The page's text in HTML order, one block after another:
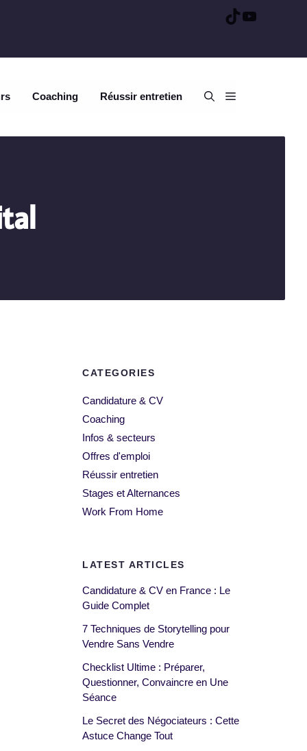
TikTokYouTube
Coaching Réussir entretien
CATEGORIES
Candidature & CV
Coaching
Infos & secteurs
Offres d'emploi
Réussir entretien
Stages et Alternances
Work From Home
LATEST ARTICLES
Candidature & CV en France : Le
Guide Complet
7 Techniques de Storytelling pour
Vendre Sans Vendre
Checklist Ultime : Préparer,
Questionner, Convaincre en Une
Séance
Le Secret des Négociateurs : Cette
Astuce Change Tout